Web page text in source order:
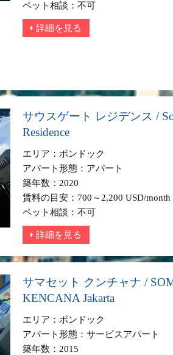
ペット相談：不可
詳細を見る
サウスゲート レジデンス /
Residence
エリア：ポンドック
アパート形態：アパート
築年数：2020
賃料の目安：700～2,200 USD/month
ペット相談：不可
詳細を見る
サマセット クンチャナ /
KENCANA Jakarta
エリア：ポンドック
アパート形態：サービスアパート
築年数：2015